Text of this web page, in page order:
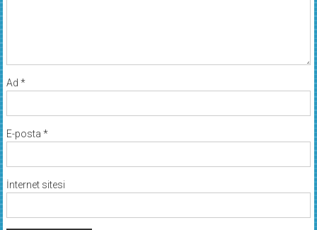
Ad *
E-posta *
İnternet sitesi